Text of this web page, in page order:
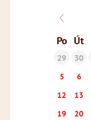
Po Út
29 30
5
6
12
13
19
20